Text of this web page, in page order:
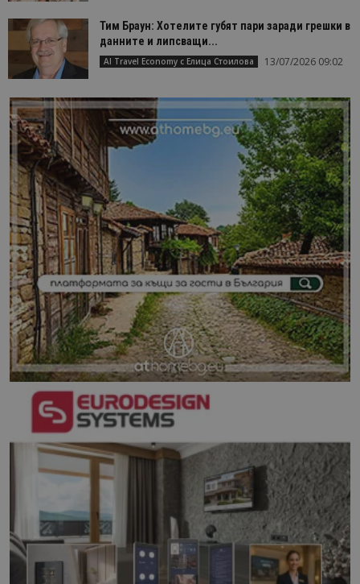
Тим Браун: Хотелите губят пари заради грешки в
данните и липсващи...
AI Travel Economy с Елица Стоилова 13/07/2026 09:02